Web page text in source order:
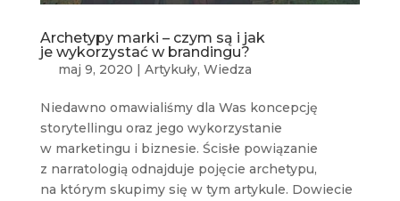
Archetypy marki – czym są i jak
je wykorzystać w brandingu?
maj 9, 2020 Artykuły, Wiedza
Niedawno omawialiśmy dla Was koncepcję
storytellingu oraz jego wykorzystanie
w marketingu i biznesie. Ścisłe powiązanie
z narratologią odnajduje pojęcie archetypu,
na którym skupimy się w tym artykule. Dowiecie